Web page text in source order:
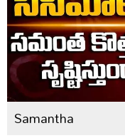
Samantha